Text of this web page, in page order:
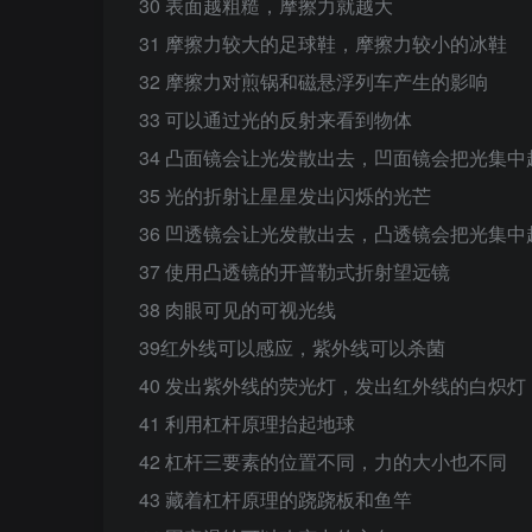
31 摩擦力较大的足球鞋，摩擦力较小的冰鞋
32 摩擦力对煎锅和磁悬浮列车产生的影响
33 可以通过光的反射来看到物体
34 凸面镜会让光发散出去，凹面镜会把光集中
35 光的折射让星星发出闪烁的光芒
36 凹透镜会让光发散出去，凸透镜会把光集中
37 使用凸透镜的开普勒式折射望远镜
38 肉眼可见的可视光线
39红外线可以感应，紫外线可以杀菌
40 发出紫外线的荧光灯，发出红外线的白炽灯
41 利用杠杆原理抬起地球
42 杠杆三要素的位置不同，力的大小也不同
43 藏着杠杆原理的跷跷板和鱼竿